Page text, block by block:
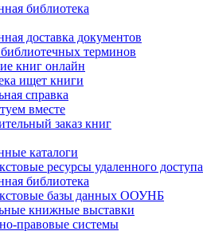
библиотека
доставка документов
терминов
книг онлайн
ищет книги
справка
вместе
заказ книг
каталоги
ресурсы удаленного доступа
библиотека
базы данных ООУНБ
книжные выставки
правовые системы